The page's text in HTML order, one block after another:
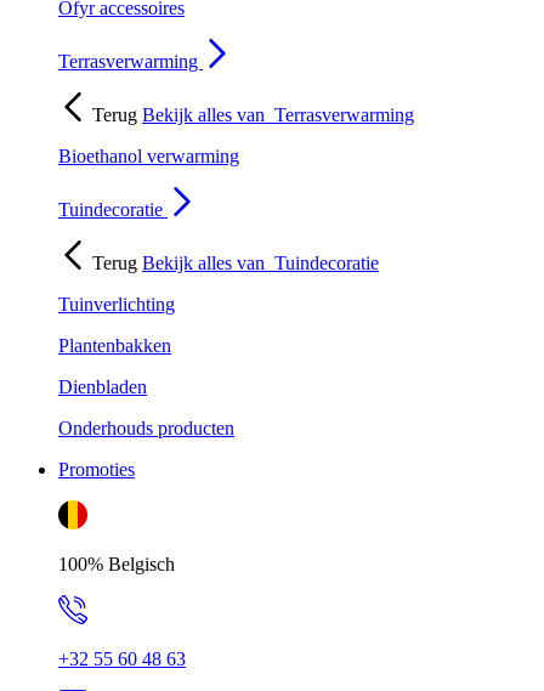
Ofyr accessoires
Terrasverwarming
Terug Bekijk alles van Terrasverwarming
Bioethanol verwarming
Tuindecoratie
Terug Bekijk alles van Tuindecoratie
Tuinverlichting
Plantenbakken
Dienbladen
Onderhouds producten
Promoties
100% Belgisch
+32 55 60 48 63